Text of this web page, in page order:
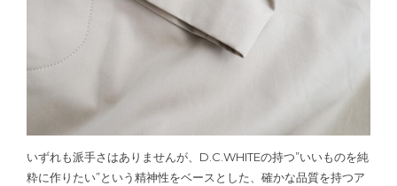
いずれも派手さはありませんが、D.C.WHITEの持つ”いいものを純
粋に作りたい”という精神性をベースとした、確かな品質を持つア